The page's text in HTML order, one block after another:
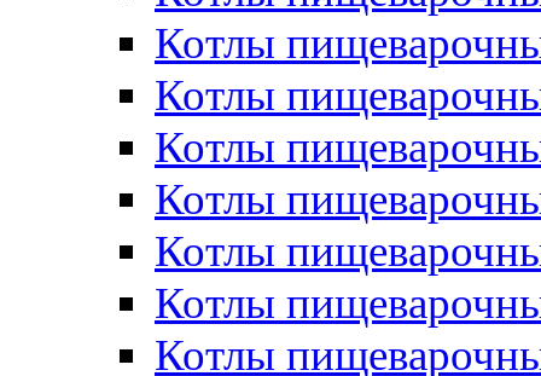
Котлы
Котлы
Котлы
Котлы
Котлы
Котлы
Котлы